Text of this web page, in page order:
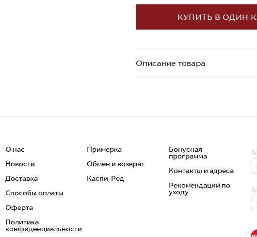
КУПИТЬ В ОДИН
Описание товара
О нас
Новости
Доставка
Способы оплаты
Оферта
Политика
конфиденциальности
Примерка
Обмен и возврат
Каспи-Ред
Бонусная
программа
Контакты и адреса
Рекомендации по
уходу